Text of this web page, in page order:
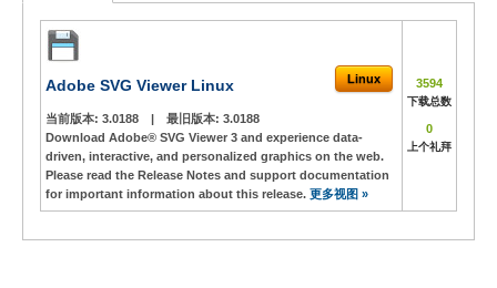
Adobe SVG Viewer Linux Linux
当前版本: 3.0188 | 最旧版本: 3.0188
Download Adobe® SVG Viewer 3 and experience data-
driven, interactive, and personalized graphics on the web.
Please read the Release Notes and support documentation
for important information about this release. 更多视图 »
3594
下载总数
0
上个礼拜